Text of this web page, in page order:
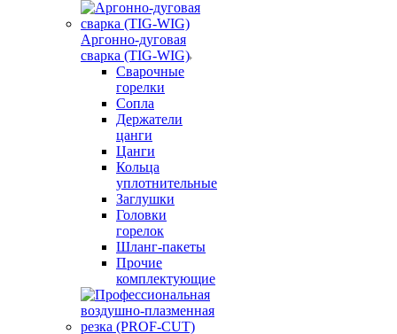
Аргонно-дуговая
сварка (TIG-WIG)
Сварочные
горелки
Сопла
Держатели
цанги
Цанги
Кольца
уплотнительные
Заглушки
Головки
горелок
Шланг-пакеты
Прочие
комплектующие